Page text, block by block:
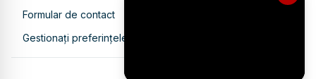
Formular de contact
Gestionați preferințele